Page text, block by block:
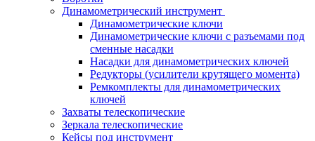
Динамометрический инструмент
Динамометрические ключи
Динамометрические ключи с разъемами под
сменные насадки
Насадки для динамометрических ключей
Редукторы (усилители крутящего момента)
Ремкомплекты для динамометрических
ключей
Захваты телескопические
Зеркала телескопические
Кейсы под инструмент